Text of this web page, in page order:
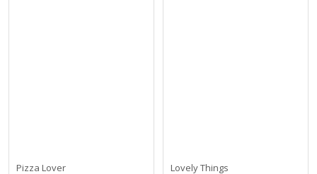
Pizza Lover Lovely Things